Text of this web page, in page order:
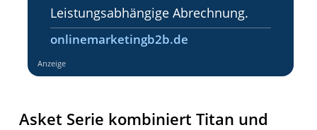
Leistungsabhängige Abrechnung.
onlinemarketingb2b.de
Anzeige
Asket Serie kombiniert Titan und